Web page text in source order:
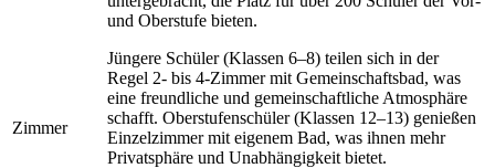
Zimmer
und Oberstufe bieten.
Jüngere Schüler (Klassen 6–8) teilen sich in der
Regel 2- bis 4-Zimmer mit Gemeinschaftsbad, was
eine freundliche und gemeinschaftliche Atmosphäre
schafft. Oberstufenschüler (Klassen 12–13) genießen
Einzelzimmer mit eigenem Bad, was ihnen mehr
Privatsphäre und Unabhängigkeit bietet.